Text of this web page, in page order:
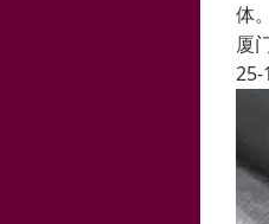
体
厦
25-